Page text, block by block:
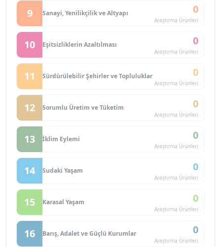
9 Sanayi, Yenilikçilik ve Altyapı 0
Araştırma Ürünleri
10 Eşitsizliklerin Azaltılması 0
Araştırma Ürünleri
11 Sürdürülebilir Şehirler ve Topluluklar 0
Araştırma Ürünleri
12 Sorumlu Üretim ve Tüketim 0
Araştırma Ürünleri
13 İklim Eylemi 0
Araştırma Ürünleri
14 Sudaki Yaşam 0
Araştırma Ürünleri
15 Karasal Yaşam 0
Araştırma Ürünleri
16 Barış, Adalet ve Güçlü Kurumlar 0
Araştırma Ürünleri